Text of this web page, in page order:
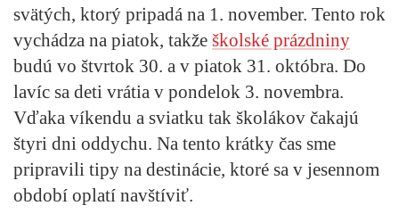
svätých, ktorý pripadá na 1. november. Tento rok
vychádza na piatok, takže školské prázdniny
budú vo štvrtok 30. a v piatok 31. októbra. Do
lavíc sa deti vrátia v pondelok 3. novembra.
Vďaka víkendu a sviatku tak školákov čakajú
štyri dni oddychu. Na tento krátky čas sme
pripravili tipy na destinácie, ktoré sa v jesennom
období oplatí navštíviť.